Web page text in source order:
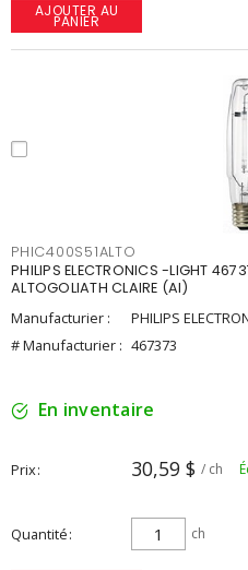
AJOUTER AU
PANIER
PHIC400S51ALTO
PHILIPS ELECTRONICS -LIGHT
ALTOGOLIATH CLAIRE (AI)
Manufacturier :
PHILIPS
# Manufacturier : 467373
En inventaire
Prix 30,59 $ / ch
Quantité ch